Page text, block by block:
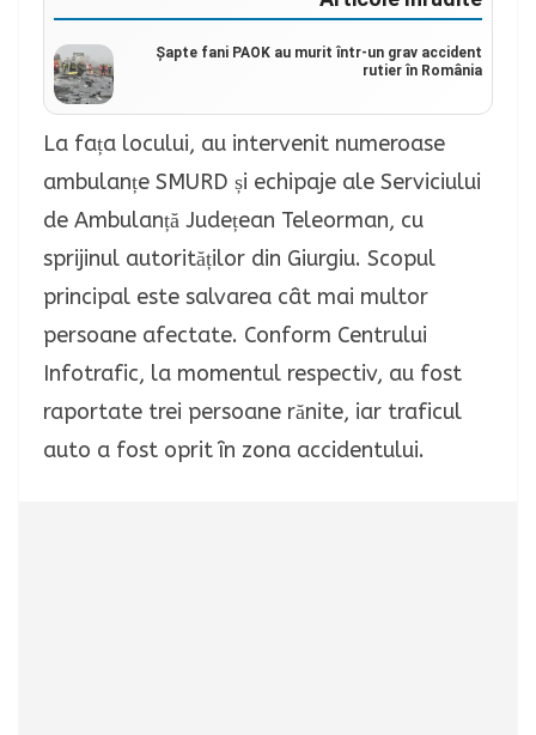
Șapte fani PAOK au murit într-un grav accident
rutier în România
La fața locului, au intervenit numeroase
ambulanțe SMURD și echipaje ale Serviciului
de Ambulanță Județean Teleorman, cu
sprijinul autorităților din Giurgiu. Scopul
principal este salvarea cât mai multor
persoane afectate. Conform Centrului
Infotrafic, la momentul respectiv, au fost
raportate trei persoane rănite, iar traficul
auto a fost oprit în zona accidentului.